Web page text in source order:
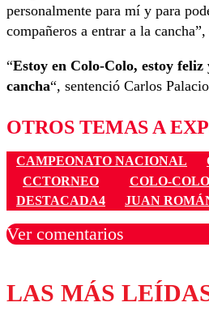
personalmente para mí y para
compañeros a entrar a la
“Estoy en Colo-Colo, estoy
cancha“, sentenció Carlos
OTROS TEMAS A
CAMPEONATO NACIONAL
CCTORNEO
COLO-COLO
DESTACADA4
JUAN
Ver comentarios
Los comentarios son
diálogo
LAS MÁS